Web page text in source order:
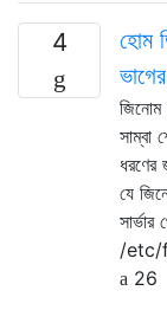
4
হোম
জিনোম
সাম্বা
ধরণের
যে
/etc/
26